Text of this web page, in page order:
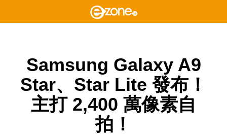
Samsung Galaxy A9
Star、Star Lite 發布！
主打 2,400 萬像素自
拍！